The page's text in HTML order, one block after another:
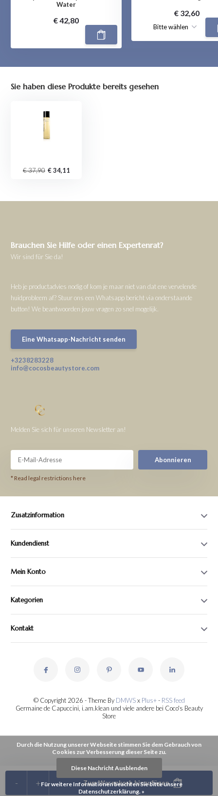
+
- Zum Warenkorb hinzufügen
Water
€ 42,80
€ 32,60
Sie haben diese Produkte bereits gesehen
€ 37,90 € 34,11
Brauchen Sie Hilfe oder einen Expertenrat?
Wir sind für Sie da!
Heb je productadvies nodig of kom je maar niet van dat ene vervelende
huidprobleem af? Stuur ons een Whatsapp bericht via onderstaande
button! We beantwoorden jouw vragen zo snel mogelijk.
Eine Whatsapp-Nachricht senden
+3238283228
info@cocosbeautystore.com
Melden Sie sich für unseren Newsletter an!
Abonnieren
* Read legal restrictions here
Zusatzinformation
Kundendienst
Mein Konto
Kategorien
Kontakt
© Copyright 2026 - Theme By DMWSx Plus+- RSS feed
Germaine de Capuccini, i.am.klean und viele andere bei Coco's Beauty
Store
Durch die Nutzung unserer Webseite stimmen Sie dem Gebrauch von
Cookies zur Verbesserung dieser Seite zu.
Diese Nachricht Ausblenden
Für weitere Informationen beachten Sie bitte unsere
Datenschutzerklärung. »